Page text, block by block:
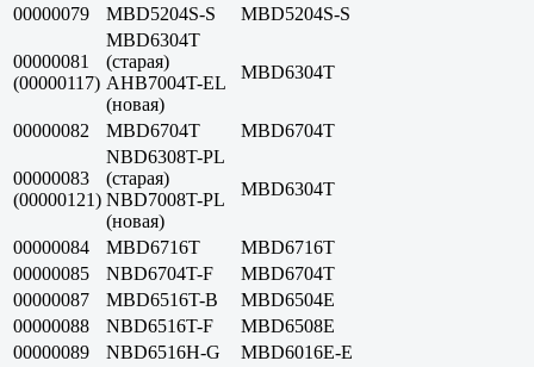
00000079
MBD5204S-S MBD5204S-S
00000081
(00000117)
MBD6304T
(старая)
AHB7004T-EL
(новая)
MBD6304T
00000082 MBD6704T MBD6704T
00000083
(00000121)
NBD6308T-PL
(старая)
NBD7008T-PL
(новая)
MBD6304T
00000084 MBD6716T
MBD6716T
00000085
NBD6704T-F
MBD6704T
00000087
MBD6516T-B
MBD6504E
00000088
NBD6516T-F
MBD6508E
00000089
NBD6516H-G
MBD6016E-E